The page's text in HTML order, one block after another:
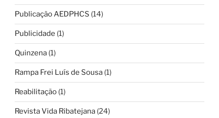
Publicação AEDPHCS (14)
Publicidade (1)
Quinzena (1)
Rampa Frei Luís de Sousa (1)
Reabilitação (1)
Revista Vida Ribatejana (24)